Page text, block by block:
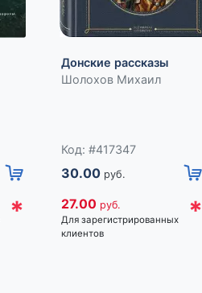
*
Донские рассказы
Шолохов Михаил
Код: #417347
30.00 руб.
27.00 руб.
Для зарегистрированных
клиентов
*